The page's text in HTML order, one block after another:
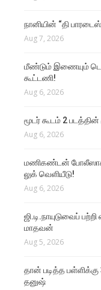
நானியின் “தி
Aug 7, 2026
மீண்டும் இணையும்
கூட்டணி!
Aug 6, 2026
மூடர் கூடம் 2
Aug 6, 2026
மணிகண்டன் போலீஸாக
லுக் வெளியீடு!
Aug 6, 2026
ஜி.டி.நாயுடுவைப்
மாதவன்
Aug 5, 2026
தான் படித்த பள்ளிக்கு
தனுஷ்